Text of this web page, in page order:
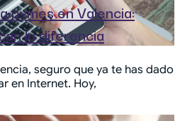
pymes en Valencia:
la diferencia
seguro que ya te has dado
en Internet. Hoy,